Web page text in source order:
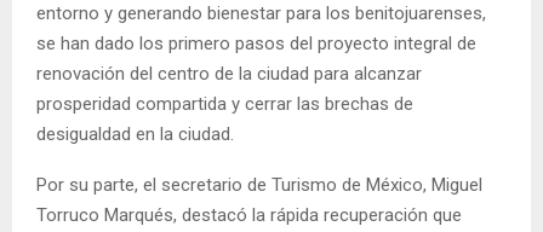
entorno y generando bienestar para los benitojuarenses,
se han dado los primero pasos del proyecto integral de
renovación del centro de la ciudad para alcanzar
prosperidad compartida y cerrar las brechas de
desigualdad en la ciudad.
Por su parte, el secretario de Turismo de México, Miguel
Torruco Marqués, destacó la rápida recuperación que